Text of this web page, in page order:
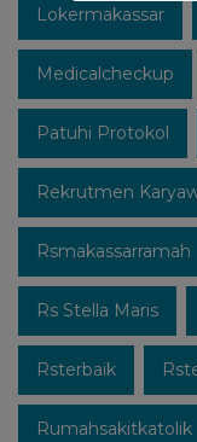
Lokermakassar
Medicalcheckup
Patuhi Protokol
Rekrutmen
Rsmakassarramah
Rs Stella Maris
Rsterbaik
Rumahsakitkatolik